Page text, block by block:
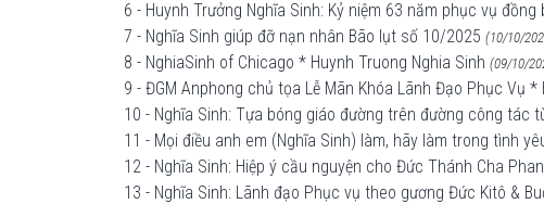
6 - Huynh Trưởng Nghĩa Sinh: Kỷ niệm 63 năm phục vụ đồng
7 - Nghĩa Sinh giúp đỡ nạn nhân Bão lụt số 10/2025 (10/10/
8 - NghiaSinh of Chicago * Huynh Truong Nghia Sinh (09/10/
9 - ĐGM Anphong chủ tọa Lễ Mãn Khóa Lãnh Đạo Phục Vụ *
10 - Nghĩa Sinh: Tựa bóng giáo đường trên đường công tác
11 - Mọi điều anh em (Nghĩa Sinh) làm, hãy làm trong tình
12 - Nghĩa Sinh: Hiệp ý cầu nguyện cho Đức Thánh Cha
13 - Nghĩa Sinh: Lãnh đạo Phục vụ theo gương Đức Kitô &